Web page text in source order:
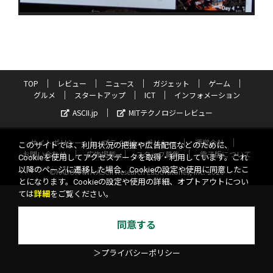
TOP レビュー ニュース ガジェット
ゲーム
グルメ
スタートアップ ICT
インフォメーション
ASCII.jp
MITテクノロジーレビュー
サイトポリシー プライバシーポリシー
運営会社
お問い合わせ
広告掲載 スタッフ募集
電子版について
©KADOKAWA ASCII Research Laboratories, Inc. 2026
このサイトでは、利用状況の把握や広告配信などのために、
Cookieを使用してアクセスデータを取得・利用しています。これ
以降のページに遷移した場合、Cookieの設定や使用に同意したこ
とになります。Cookieの設定や使用の詳細、オプトアウトについ
ては詳細 をご覧ください。
同意する
＞プライバシーポリシー